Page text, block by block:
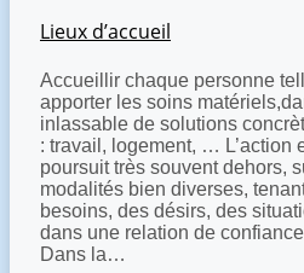
Lieux d’accueil
Accueillir chaque personne
apporter les soins
inlassable de solutions
: travail, logement, … L’action
poursuit très souvent dehors,
modalités bien diverses,
besoins, des désirs, des
dans une relation de
Dans la…